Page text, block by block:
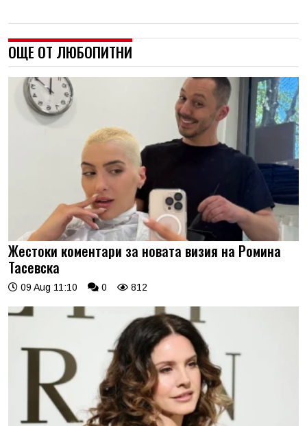
ОЩЕ ОТ ЛЮБОПИТНИ
Жестоки коментари за новата визия на Ромина
Тасевска
09 Aug 11:10 0 812